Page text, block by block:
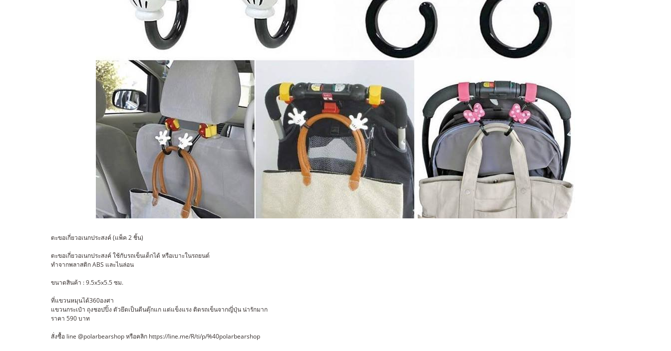
ตะขอเกี่ยวอเนกประสงค์ (แพ็ค 2 ชิ้น)
ตะขอเกี่ยวอเนกประสงค์ ใช้กับรถเข็นเด็กได้ หรือเบาะในรถยนต์
ทำจากพลาสติก ABS และไนล่อน
ขนาดสินค้า : 9.5x5x5.5 ซม.
ที่แขวนหมุนได้360องศา
แขวนกระเป๋า ถุงชอปปิ้ง ตัวยึดเป็นตีนตุ๊กแก แต่แข็งแรง ติดรถเข็นจากญี่ปุ่น น่ารักมาก
ราคา 590 บาท
สั่งซื้อ line @polarbearshop หรือคลิก https://line.me/R/ti/p/%40polarbearshop